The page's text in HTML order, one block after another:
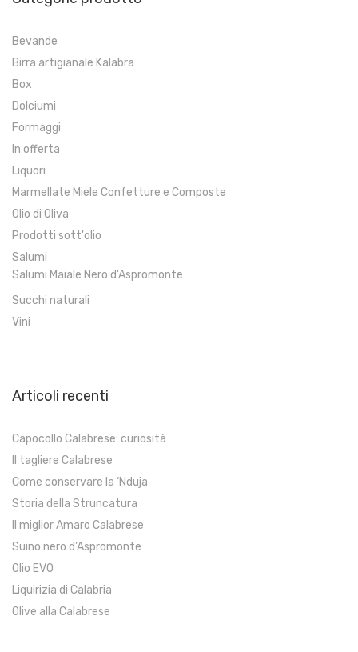
Bevande
Birra artigianale Kalabra
Box
Dolciumi
Formaggi
In offerta
Liquori
Marmellate Miele Confetture e Composte
Olio di Oliva
Prodotti sott'olio
Salumi
Salumi Maiale Nero d'Aspromonte
Succhi naturali
Vini
Articoli recenti
Capocollo Calabrese: curiosità
Il tagliere Calabrese
Come conservare la ‘Nduja
Storia della Struncatura
Il miglior Amaro Calabrese
Suino nero d’Aspromonte
Olio EVO
Liquirizia di Calabria
Olive alla Calabrese